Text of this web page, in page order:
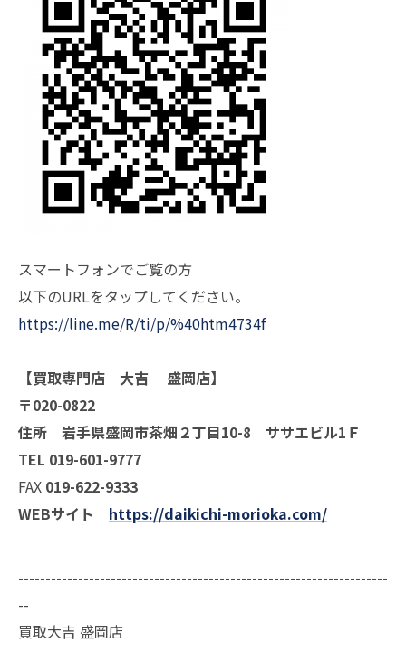
スマートフォンでご覧の方
以下のURLをタップしてください。
https://line.me/R/ti/p/%40htm4734f
【買取専門店 大吉 盛岡店】
〒020-0822
住所 岩手県盛岡市茶畑２丁目10-8 ササエビル1Ｆ
TEL 019-601-9777
FAX 019-622-9333
WEBサイト https://daikichi-morioka.com/
--------------------------------------------------------------------
--
買取大吉 盛岡店